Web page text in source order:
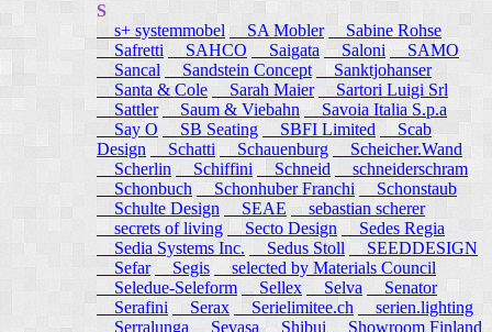
S
s+ systemmobel
SA Mobler
Sabine Rohse
Safretti
SAHCO Saigata Saloni
SAMO
Sancal
Sandstein Concept
Sanktjohanser
Santa & Cole
Sarah Maier
Sartori Luigi Srl
Sattler
Saum & Viebahn
Savoia Italia S.p.a
Say O
SB Seating SBFI Limited
Scab
Design
Schatti Schauenburg
Scheicher.Wand
Scherlin
Schiffini Schneid
schneiderschram
Schonbuch
Schonhuber Franchi
Schonstaub
Schulte Design
SEAE
sebastian scherer
secrets of living
Secto Design
Sedes Regia
Sedia Systems Inc.
Sedus Stoll
SEEDDESIGN
Sefar
Segis
selected by Materials Council
Seledue-Seleform
Sellex Selva
Senator
Serafini
Serax Serielimitee.ch
serien.lighting
Serralunga
Sevasa Shibui
Showroom Finland